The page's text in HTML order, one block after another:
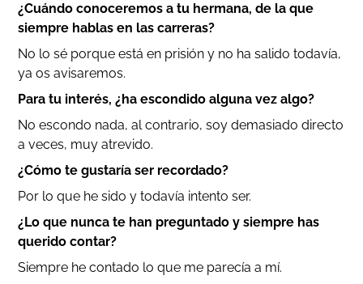
¿Cuándo conoceremos a tu hermana, de la que
siempre hablas en las carreras?
No lo sé porque está en prisión y no ha salido todavía,
ya os avisaremos.
Para tu interés, ¿ha escondido alguna vez algo?
No escondo nada, al contrario, soy demasiado directo
a veces, muy atrevido.
¿Cómo te gustaría ser recordado?
Por lo que he sido y todavía intento ser.
¿Lo que nunca te han preguntado y siempre has
querido contar?
Siempre he contado lo que me parecía a mí.